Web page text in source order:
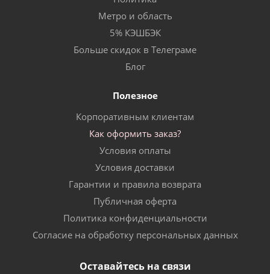
Метро и область
5% КЭШБЭК
Больше скидок в Телеграме
Блог
Полезное
Корпоративным клиентам
Как оформить заказ?
Условия оплаты
Условия доставки
Гарантии и правила возврата
Публичная оферта
Политика конфиденциальности
Согласие на обработку персональных данных
Оставайтесь на связи